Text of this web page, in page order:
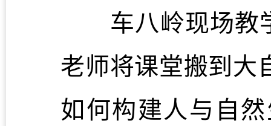
车八岭现场教学
老师将课堂搬到大
如何构建人与自